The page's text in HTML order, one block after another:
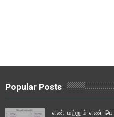
Popular Posts
எண் மற்றும் எண்